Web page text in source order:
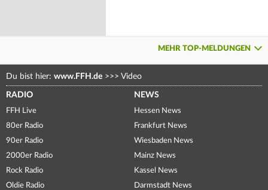
MEHR TOP-MELDUNGEN
Du bist hier: www.FFH.de >>> Video
RADIO
FFH Live
80er Radio
90er Radio
2000er Radio
Rock Radio
Oldie Radio
NEWS
Hessen News
Frankfurt News
Wiesbaden News
Mainz News
Kassel News
Darmstadt News